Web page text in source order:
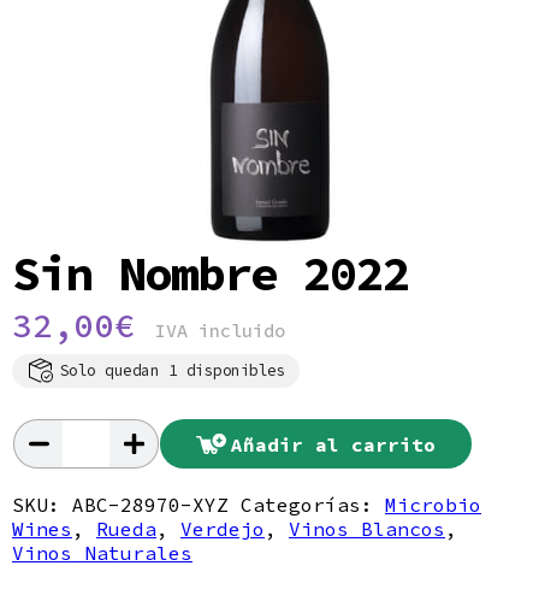
Política de privacidad
Sin Nombre 2022
32,00€ IVA incluido
Solo quedan 1 disponibles
Nombre
cantidad
Añadir al carrito
SKU: ABC-28970-XYZ Categorías: Microbio
Wines , Rueda , Verdejo , Vinos Blancos ,
Vinos Naturales